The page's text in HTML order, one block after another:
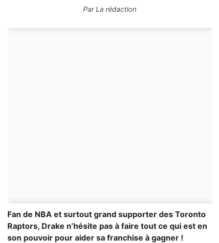
ParLa rédaction
Fan de NBA et surtout grand supporter des Toronto
Raptors, Drake n’hésite pas à faire tout ce qui est en
son pouvoir pour aider sa franchise à gagner !